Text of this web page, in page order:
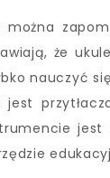
można
że
nauczyć
jest
jest